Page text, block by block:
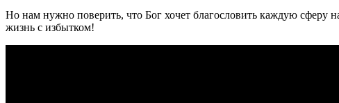
Но нам нужно поверить, что Бог хочет благословить каждую
жизнь с избытком!